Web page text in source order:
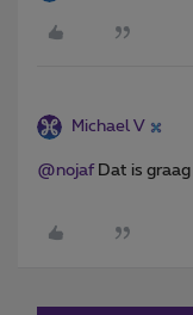
Michael V
@nojaf Dat is